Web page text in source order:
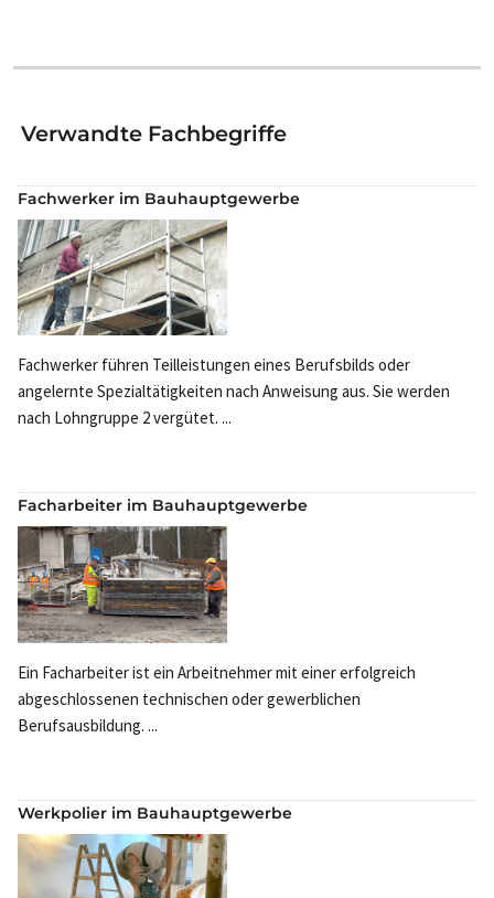
Verwandte Fachbegriffe
Fachwerker im Bauhauptgewerbe
Fachwerker führen Teilleistungen eines Berufsbilds oder
angelernte Spezialtätigkeiten nach Anweisung aus. Sie werden
nach Lohngruppe 2 vergütet. ...
Facharbeiter im Bauhauptgewerbe
Ein Facharbeiter ist ein Arbeitnehmer mit einer erfolgreich
abgeschlossenen technischen oder gewerblichen
Berufsausbildung. ...
Werkpolier im Bauhauptgewerbe